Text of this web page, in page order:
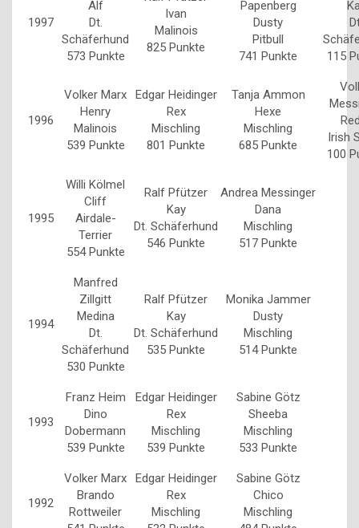
1997
Alf
Dt.
Schäferhund
573 Punkte
Ivan
Malinois
825 Punkte
Papenberg
Dusty
Pitbull
741 Punkte
115
1996
Volker Marx
Henry
Malinois
539 Punkte
Edgar Heidinger
Rex
Mischling
801 Punkte
Tanja Ammon
Hexe
Mischling
685 Punkte
Irish
100
1995
Willi Kölmel
Cliff
Airdale-
Terrier
554 Punkte
Ralf Pfützer
Kay
Dt. Schäferhund
546 Punkte
Andrea Messinger
Dana
Mischling
517 Punkte
1994
Manfred
Zillgitt
Medina
Dt.
Schäferhund
530 Punkte
Ralf Pfützer
Kay
Dt. Schäferhund
535 Punkte
Monika Jammer
Dusty
Mischling
514 Punkte
1993
Franz Heim
Dino
Dobermann
539 Punkte
Edgar Heidinger
Rex
Mischling
539 Punkte
Sabine Götz
Sheeba
Mischling
533 Punkte
1992
Volker Marx
Brando
Rottweiler
Edgar Heidinger
Rex
Mischling
Sabine Götz
Chico
Mischling